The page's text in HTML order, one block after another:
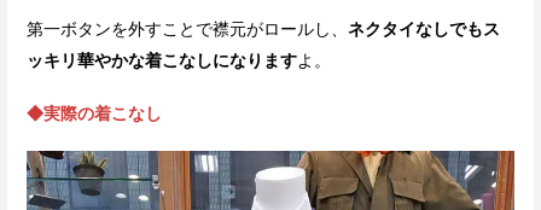
第一ボタンを外すことで襟元がロールし、 ネクタイなしでもス
ッキリ華やかな着こなしになりますよ。
◆実際の着こなし